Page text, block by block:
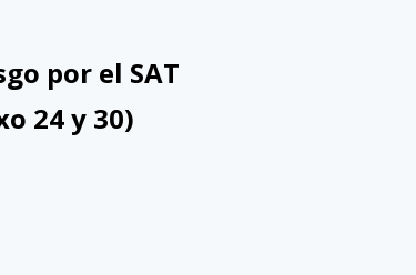
por el SAT
24 y 30)